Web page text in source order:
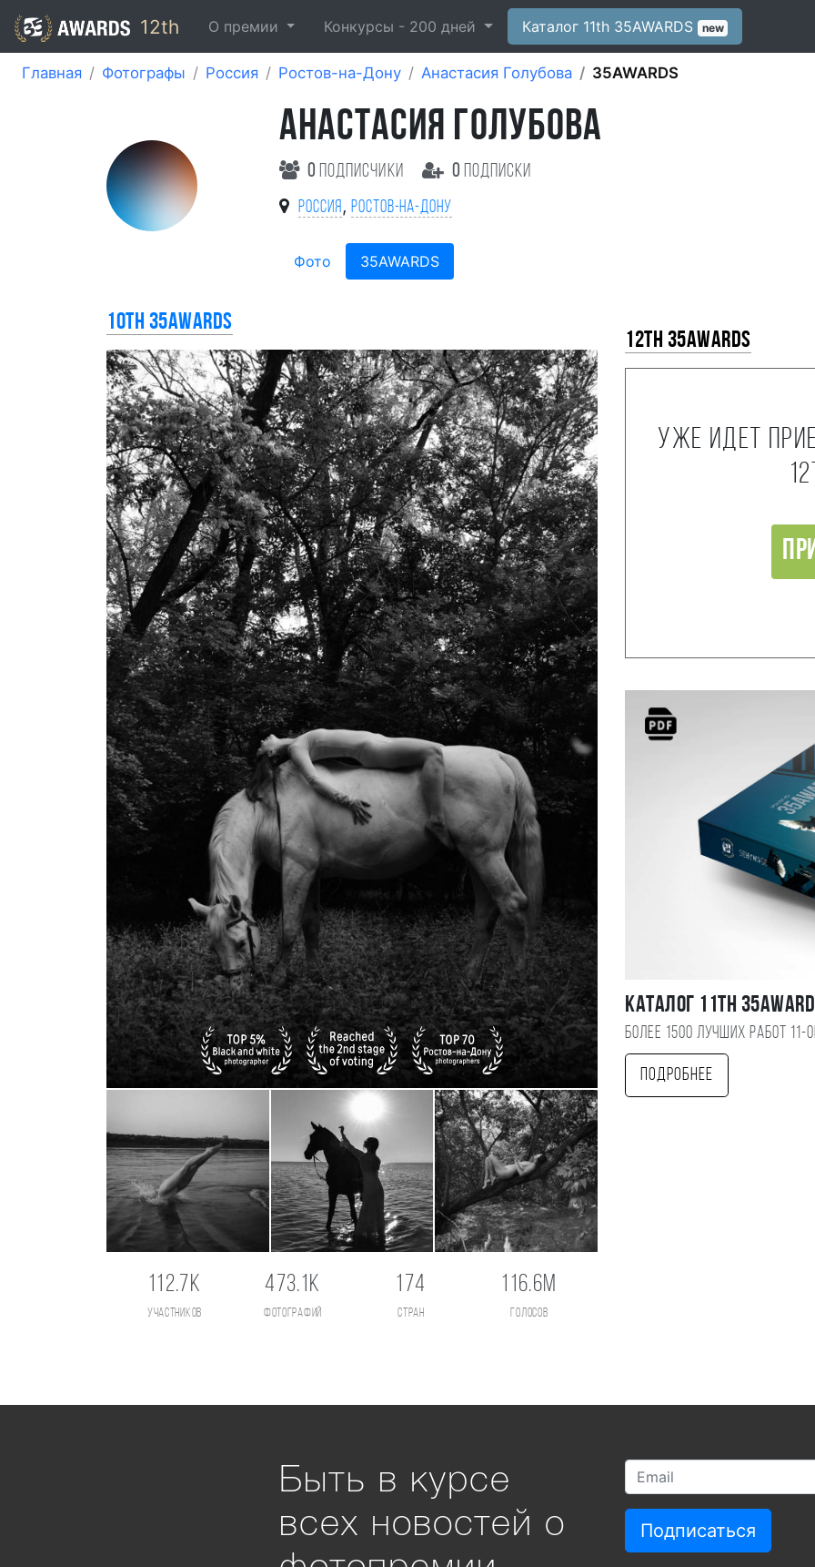
12th О премии Конкурсы - 200 дней Каталог 11th 35AWARDS new
Главная Фотографы Россия Ростов-на-Дону Анастасия Голубова 35AWARDS
АНАСТАСИЯ ГОЛУБОВА
0 подписчики 0 подписки
Россия, Ростов-на-Дону
Фото 35AWARDS
10th 35AWARDS
112.7K
участников
473.1K
фотографий
174
стран
116.6M
голосов
12th 35AWARDS
Уже идет
Каталог 11TH
Более 1500 лучших работ 11-
Подробнее
Быть в курсе
всех новостей о